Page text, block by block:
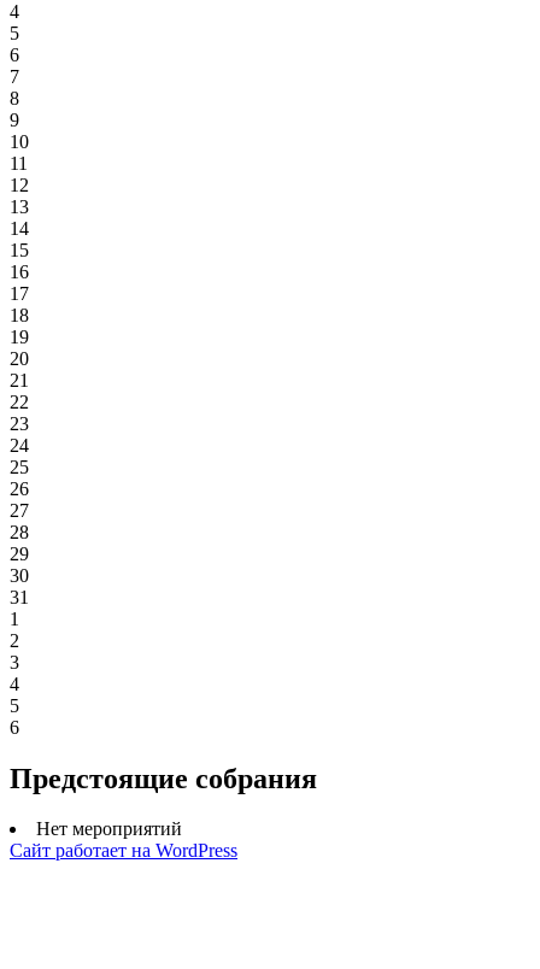
4
5
6
7
8
9
10
11
12
13
14
15
16
17
18
19
20
21
22
23
24
25
26
27
28
29
30
31
1
2
3
4
5
6
Предстоящие собрания
Нет мероприятий
Сайт работает на WordPress